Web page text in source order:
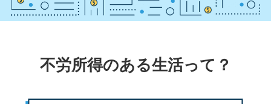
不労所得のある生活って？